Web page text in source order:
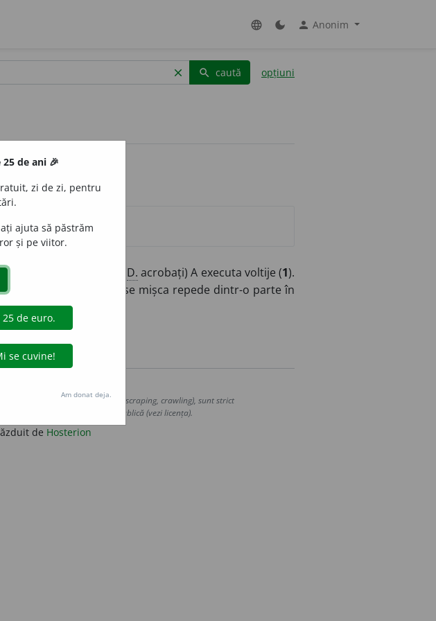
language dark_mode person Anonim
clear search caută opțiuni
, D. acrobați) A executa voltije (1).
colo.
oameni) A se mișca repede dintr-o parte în
de extragere automată (web scraping, crawling), sunt strict
oferite oficial spre utilizare publică (vezi licența).
de Hosterion
de ani 🎉
zi de zi, pentru
ajuta să păstrăm
și pe viitor.
Am donat deja.